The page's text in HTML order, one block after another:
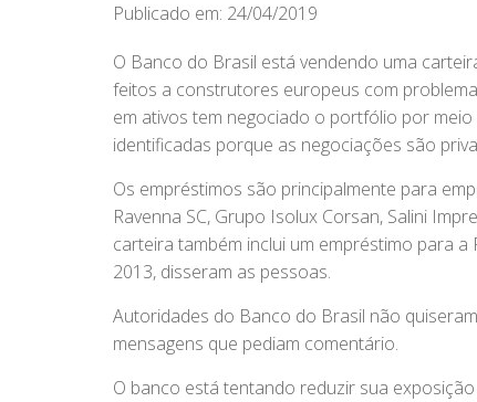
Publicado em: 24/04/2019
O Banco do Brasil está vendendo uma
feitos a construtores europeus com
em ativos tem negociado o portfólio por
identificadas porque as negociações são
Os empréstimos são principalmente para
Ravenna SC, Grupo Isolux Corsan, Salini
carteira também inclui um empréstimo para
2013, disseram as pessoas.
Autoridades do Banco do Brasil não
mensagens que pediam comentário.
O banco está tentando reduzir sua